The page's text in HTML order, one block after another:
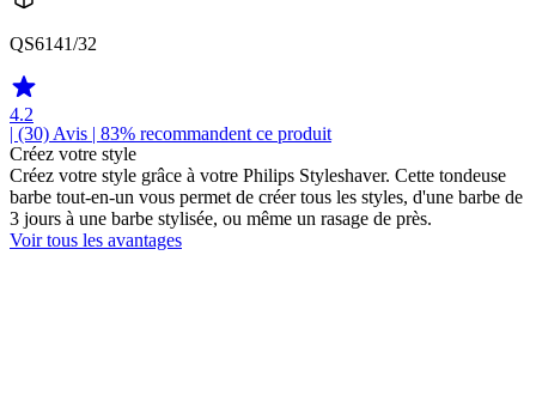
QS6141/32
4.2
| (30) Avis | 83% recommandent ce produit
Créez votre style
Créez votre style grâce à votre Philips Styleshaver. Cette tondeuse
barbe tout-en-un vous permet de créer tous les styles, d'une barbe de
3 jours à une barbe stylisée, ou même un rasage de près.
Voir tous les avantages